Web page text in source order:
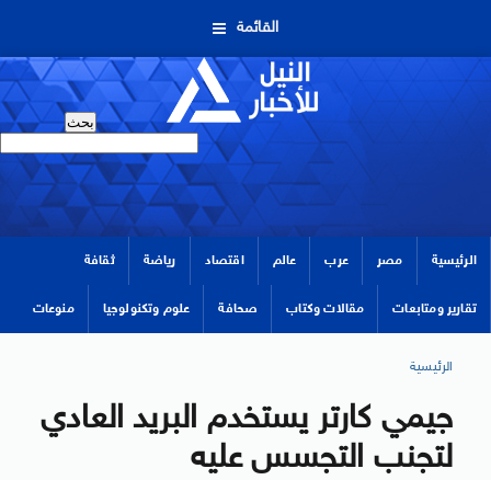
القائمة
الرئيسية مصر عرب عالم اقتصاد رياضة ثقافة
تقارير ومتابعات مقالات وكتاب صحافة علوم وتكنولوجيا منوعات
الرئيسية
جيمي كارتر يستخدم البريد العادي
لتجنب التجسس عليه